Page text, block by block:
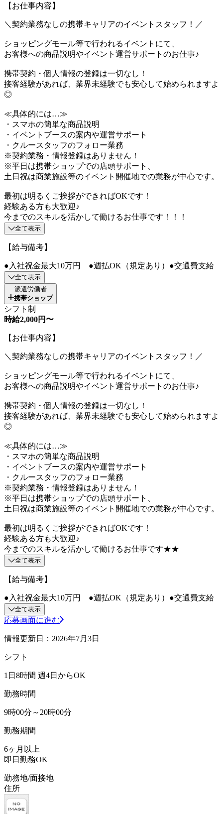
【お仕事内容】
＼契約業務なしの携帯キャリアのイベントスタッフ！／
ショッピングモール等で行われるイベントにて、
お客様への商品説明やイベント運営サポートのお仕事♪
携帯契約・個人情報の登録は一切なし！
接客経験があれば、業界未経験でも安心して始められますよ
◎
≪具体的には…≫
・スマホの簡単な商品説明
・イベントブースの案内や運営サポート
・クルースタッフのフォロー業務
※契約業務・情報登録はありません！
※平日は携帯ショップでの店頭サポート、
土日祝は商業施設等のイベント開催地での業務が中心です。
最初は明るくご挨拶ができればOKです！
経験ある方も大歓迎♪
今までのスキルを活かして働けるお仕事です！！！
全て表示
【給与備考】
●入社祝金最大10万円 ●週払OK（規定あり）●交通費支給
全て表示
派遣労働者
携帯ショップ
シフト制
時給2,000円〜
【お仕事内容】
＼契約業務なしの携帯キャリアのイベントスタッフ！／
ショッピングモール等で行われるイベントにて、
お客様への商品説明やイベント運営サポートのお仕事♪
携帯契約・個人情報の登録は一切なし！
接客経験があれば、業界未経験でも安心して始められますよ
◎
≪具体的には…≫
・スマホの簡単な商品説明
・イベントブースの案内や運営サポート
・クルースタッフのフォロー業務
※契約業務・情報登録はありません！
※平日は携帯ショップでの店頭サポート、
土日祝は商業施設等のイベント開催地での業務が中心です。
最初は明るくご挨拶ができればOKです！
経験ある方も大歓迎♪
今までのスキルを活かして働けるお仕事です★★
全て表示
【給与備考】
●入社祝金最大10万円 ●週払OK（規定あり）●交通費支給
全て表示
応募画面に進む
情報更新日：2026年7月3日
シフト
1日8時間 週4日からOK
勤務時間
9時00分～20時00分
勤務期間
6ヶ月以上
即日勤務OK
勤務地/面接地
住所